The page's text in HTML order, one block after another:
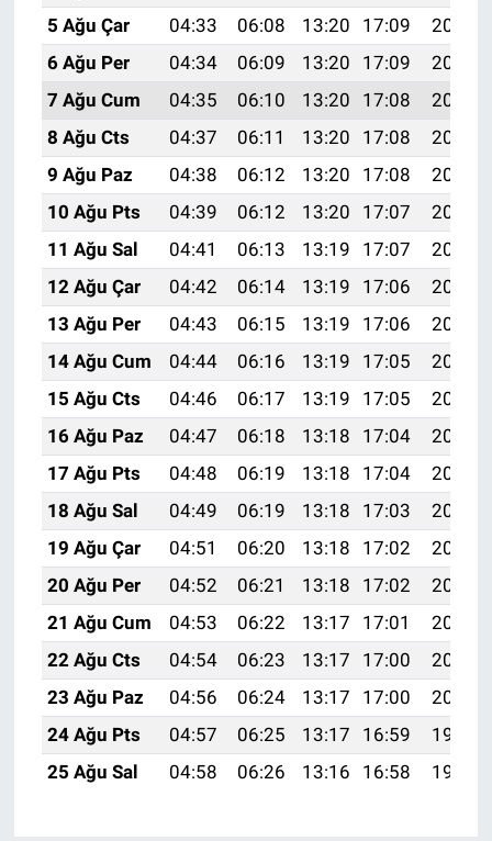
5 Ağu Çar
04:33 06:08 13:20 17:09
20:22
6 Ağu Per
04:34 06:09 13:20 17:09
20:21
7 Ağu Cum
04:35 06:10 13:20 17:08
20:20
8 Ağu Cts
04:37 06:11 13:20 17:08
20:19
9 Ağu Paz
04:38 06:12 13:20 17:08
20:18
10 Ağu Pts
04:39 06:12 13:20 17:07
20:17
11 Ağu Sal
04:41 06:13 13:19 17:07
20:16
12 Ağu Çar
04:42 06:14 13:19 17:06
20:14
13 Ağu Per
04:43 06:15 13:19 17:06
20:13
14 Ağu Cum
04:44 06:16 13:19 17:05
20:12
15 Ağu Cts
04:46 06:17 13:19 17:05
20:11
16 Ağu Paz
04:47 06:18 13:18 17:04
20:09
17 Ağu Pts
04:48 06:19 13:18 17:04
20:08
18 Ağu Sal
04:49 06:19 13:18 17:03
20:07
19 Ağu Çar
04:51 06:20 13:18 17:02
20:05
20 Ağu Per
04:52 06:21 13:18 17:02
20:04
21 Ağu Cum
04:53 06:22 13:17 17:01
20:03
22 Ağu Cts
04:54 06:23 13:17 17:00
20:01
23 Ağu Paz
04:56 06:24 13:17 17:00
20:00
24 Ağu Pts
04:57 06:25 13:17 16:59
19:59
25 Ağu Sal
04:58 06:26 13:16 16:58 19:57